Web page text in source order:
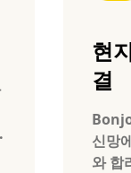
현
결
신망
와 합